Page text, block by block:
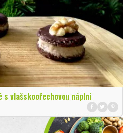
vlašskoořechovou náplní